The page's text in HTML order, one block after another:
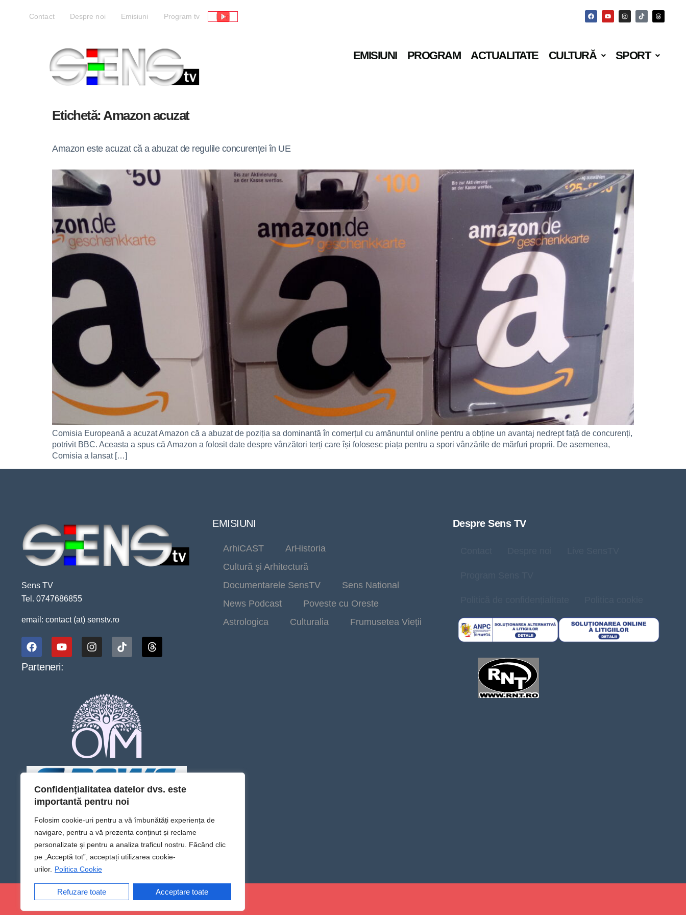
Confidențialitatea datelor dvs. este
importantă pentru noi
Folosim cookie-uri pentru a vă îmbunătăți experiența de
navigare, pentru a vă prezenta conținut și reclame
personalizate și pentru a analiza traficul nostru. Făcând clic
pe „Acceptă tot”, acceptați utilizarea cookie-
urilor. Politica Cookie
Refuzare toate Acceptare toate
Contact Despre noi Emisiuni Program tv Live
EMISIUNI PROGRAM ACTUALITATE CULTURĂ SPORT
Etichetă:Amazon acuzat
Amazon este acuzat că a abuzat de regulile concurenței în UE
Comisia Europeană a acuzat Amazon că a abuzat de poziția sa dominantă în comerțul cu amănuntul online pentru a obține un avantaj nedrept față de concurenți,
potrivit BBC. Aceasta a spus că Amazon a folosit date despre vânzători terți care își folosesc piața pentru a spori vânzările de mărfuri proprii. De asemenea,
Comisia a lansat […]
Sens TV
Tel. 0747686855
email: contact (at) senstv.ro
Parteneri:
EMISIUNI
ArhiCAST
ArHistoria
Cultură și Arhitectură
Documentarele SensTV
Sens Național
News Podcast
Poveste cu Oreste
Astrologica
Culturalia Frumusetea Vieții
Despre Sens TV
@Sens TV | Dă sens omului din tine!